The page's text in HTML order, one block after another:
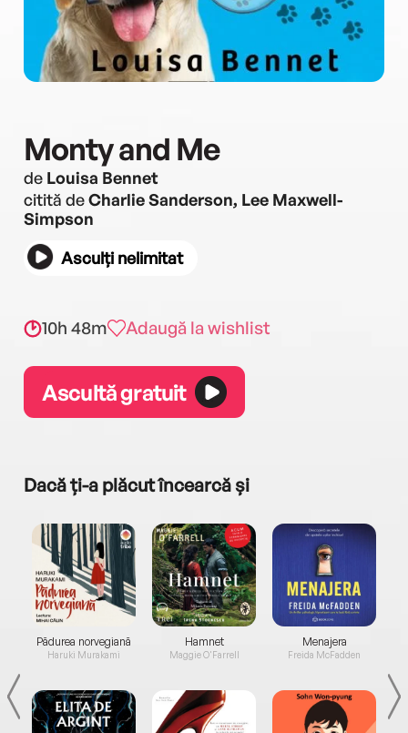
Monty and Me
de Louisa Bennet
citită deCharlie Sanderson, Lee Maxwell-
Simpson
Asculți nelimitat
10h 48m Adaugă la wishlist
Ascultă gratuit
Dacă ți-a plăcut încearcă și
Pădurea norvegiană
Haruki Murakami
Hamnet
Maggie O'Farrell
Menajera
Freida McFadden